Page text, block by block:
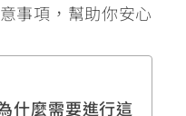
事項，幫助你安心
什麼需要進行這